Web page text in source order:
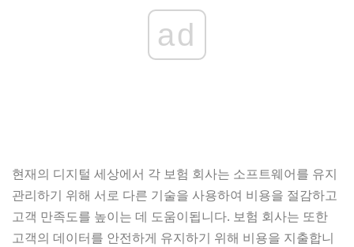
ad
현재의 디지털 세상에서 각 보험 회사는 소프트웨어를 유지
관리하기 위해 서로 다른 기술을 사용하여 비용을 절감하고
고객 만족도를 높이는 데 도움이됩니다. 보험 회사는 또한
고객의 데이터를 안전하게 유지하기 위해 비용을 지출합니